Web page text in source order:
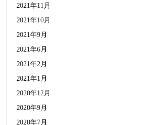
2021年11月
2021年10月
2021年9月
2021年6月
2021年2月
2021年1月
2020年12月
2020年9月
2020年7月